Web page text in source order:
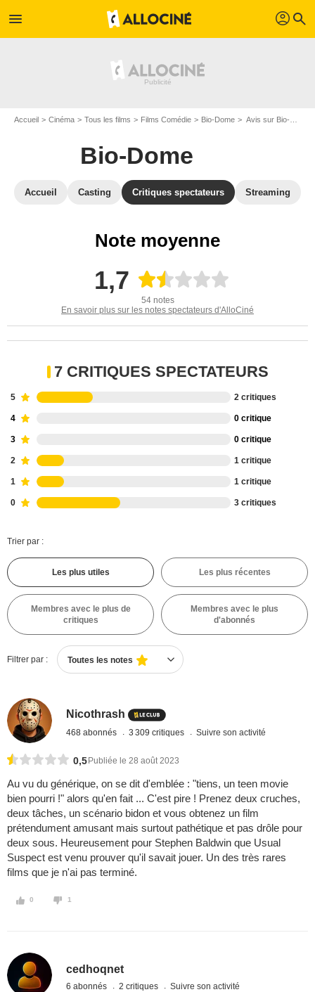
menu profil search
Accueil Cinéma Tous les films Films Comédie Bio-Dome Avis sur Bio-Dome
Bio-Dome
Accueil Casting Critiques spectateurs Streaming
Note moyenne
1,7
54 notes
En savoir plus sur les notes spectateurs d'AlloCiné
7 CRITIQUES SPECTATEURS
5 2 critiques
4 0 critique
3 0 critique
2 1 critique
1 1 critique
0 3 critiques
Trier par :
Les plus utiles Les plus récentes
Membres avec le plus de
critiques
Membres avec le plus
d'abonnés
Filtrer par : Toutes les notes
Nicothrash
468 abonnés 3 309 critiques Suivre son activité
0,5 Publiée le 28 août 2023
Au vu du générique, on se dit d'emblée : "tiens, un teen movie
bien pourri !" alors qu'en fait ... C'est pire ! Prenez deux cruches,
deux tâches, un scénario bidon et vous obtenez un film
prétendument amusant mais surtout pathétique et pas drôle pour
deux sous. Heureusement pour Stephen Baldwin que Usual
Suspect est venu prouver qu'il savait jouer. Un des très rares
films que je n'ai pas terminé.
0 1
cedhoqnet
6 abonnés 2 critiques Suivre son activité